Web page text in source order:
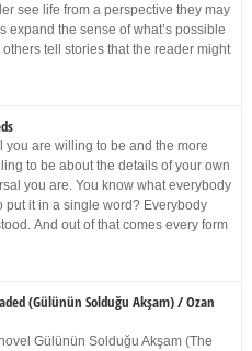
see life from a perspective they may
expand the sense of what’s possible
tell stories that the reader might
you are willing to be and the more
to be about the details of your own
you are. You know what everybody
put it in a single word? Everybody
And out of that comes every form
(Gülünün Solduğu Akşam) / Ozan
Gülünün Solduğu Akşam (The